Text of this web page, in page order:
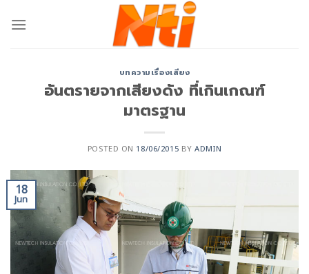
บทความเรื่องเสียง
อันตรายจากเสียงดัง ที่เกินเกณฑ์
มาตรฐาน
POSTED ON 18/06/2015 BYADMIN
18
Jun